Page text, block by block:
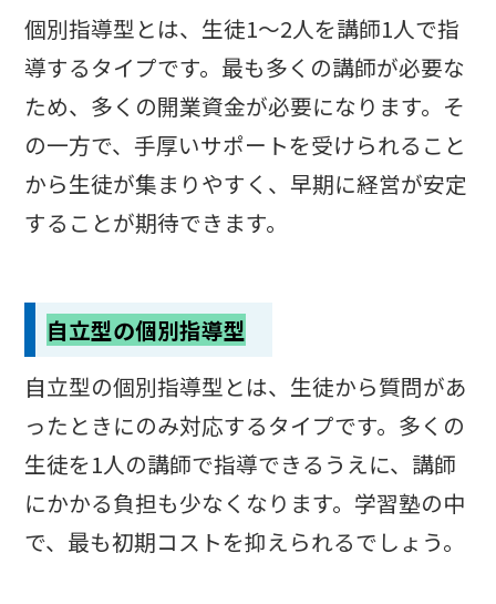
個別指導型とは、生徒1～2人を講師1人で指
導するタイプです。最も多くの講師が必要な
ため、多くの開業資金が必要になります。そ
の一方で、手厚いサポートを受けられること
から生徒が集まりやすく、早期に経営が安定
することが期待できます。
自立型の個別指導型
自立型の個別指導型とは、生徒から質問があ
ったときにのみ対応するタイプです。多くの
生徒を1人の講師で指導できるうえに、講師
にかかる負担も少なくなります。学習塾の中
で、最も初期コストを抑えられるでしょう。